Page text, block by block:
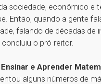
sociedade, econômico e
Então, quando a gente
falando de décadas de
o pró-reitor.
Ensinar e Aprender
alguns números de